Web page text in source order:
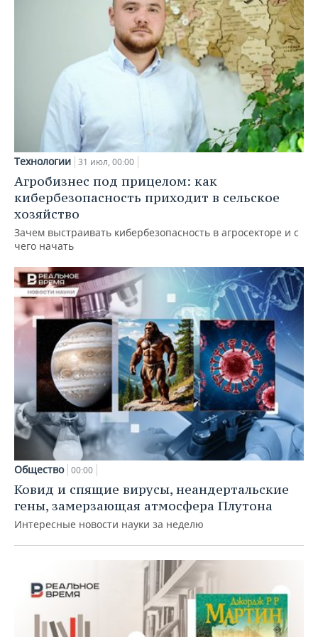
Технологии 31 июл, 00:00
Агробизнес под прицелом: как
кибербезопасность приходит в сельское
хозяйство
Зачем выстраивать кибербезопасность в агросекторе и с
чего начать
Общество 00:00
Ковид и спящие вирусы, неандертальские
гены, замерзающая атмосфера Плутона
Интересные новости науки за неделю